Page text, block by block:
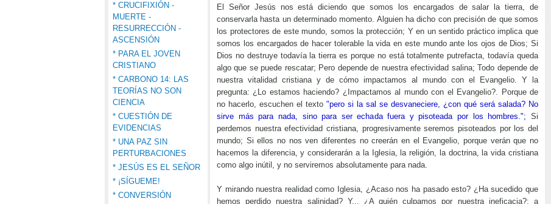
El Señor Jesús nos está diciendo que somos los encargados de salar la tierra, de
conservarla hasta un determinado momento. Alguien ha dicho con precisión de que somos
los protectores de este mundo, somos la protección; Y en un sentido práctico implica que
somos los encargados de hacer tolerable la vida en este mundo ante los ojos de Dios; Si
Dios no destruye todavía la tierra es porque no está totalmente putrefacta, todavía queda
algo que se puede rescatar; Pero depende de nuestra efectividad salina; Todo depende de
nuestra vitalidad cristiana y de cómo impactamos al mundo con el Evangelio. Y la
pregunta: ¿Lo estamos haciendo? ¿Impactamos al mundo con el Evangelio?. Porque de
no hacerlo, escuchen el texto "pero si la sal se desvaneciere, ¿con qué será salada? No
sirve más para nada, sino para ser echada fuera y pisoteada por los hombres."; Si
perdemos nuestra efectividad cristiana, progresivamente seremos pisoteados por los del
mundo; Si ellos no nos ven diferentes no creerán en el Evangelio, porque verán que no
hacemos la diferencia, y considerarán a la Iglesia, la religión, la doctrina, la vida cristiana
como algo inútil, y no serviremos absolutamente para nada.
Y mirando nuestra realidad como Iglesia, ¿Acaso nos ha pasado esto? ¿Ha sucedido que
hemos perdido nuestra salinidad? Y... ¿A quién culpamos por nuestra ineficacia?; a
* CRUCIFIXIÓN -
MUERTE -
RESURRECCIÓN -
ASCENSIÓN
* PARA EL JOVEN
CRISTIANO
* CARBONO 14: LAS
TEORÍAS NO SON
CIENCIA
* CUESTIÓN DE
EVIDENCIAS
* UNA PAZ SIN
PERTURBACIONES
* JESÚS ES EL SEÑOR
* ¡SÍGUEME!
* CONVERSIÓN